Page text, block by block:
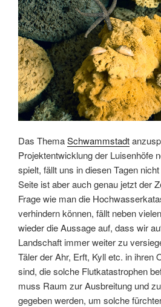
Das ThemaSchwammstadt
Projektentwicklung der Luisenhöfe
spielt, fällt uns in diesen Tagen
Seite ist aber auch genau jetzt der
Frage wie man die
verhindern können, fällt neben
wieder die Aussage auf, dass wir
Landschaft immer weiter zu
Täler der Ahr, Erft, Kyll etc. in ihren
sind, die solche Flutkatastrophen
muss Raum zur Ausbreitung und
gegeben werden, um solche